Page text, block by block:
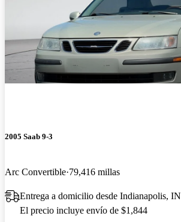
2005 Saab 9-3
Arc Convertible 79,416 millas
Entrega a domicilio desde Indianapolis, IN
El precio incluye envío de $1,844